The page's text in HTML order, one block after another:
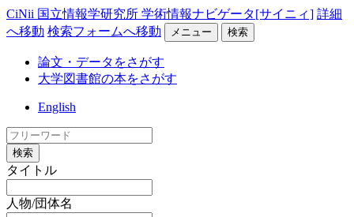
CiNii 国立情報学研究所 学術情報ナビゲータ[サイニィ] 詳細
へ移動 検索フォームへ移動 メニュー 検索
論文・データをさがす
大学図書館の本をさがす
English
検索
タイトル
人物/団体名